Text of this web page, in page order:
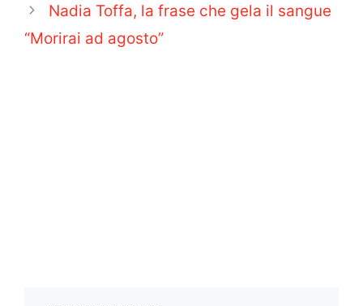
Nadia Toffa, la frase che gela il sangue
“Morirai ad agosto”